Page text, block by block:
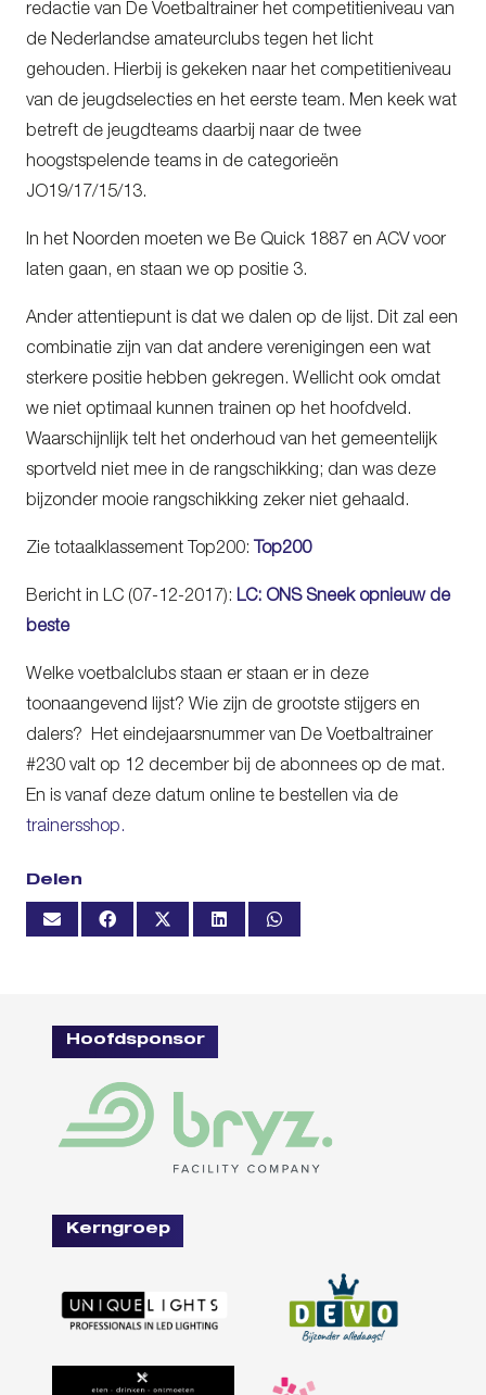
redactie van De Voetbaltrainer het competitieniveau van
de Nederlandse amateurclubs tegen het licht
gehouden. Hierbij is gekeken naar het competitieniveau
van de jeugdselecties en het eerste team. Men keek wat
betreft de jeugdteams daarbij naar de twee
hoogstspelende teams in de categorieën
JO19/17/15/13.
In het Noorden moeten we Be Quick 1887 en ACV voor
laten gaan, en staan we op positie 3.
Ander attentiepunt is dat we dalen op de lijst. Dit zal een
combinatie zijn van dat andere verenigingen een wat
sterkere positie hebben gekregen. Wellicht ook omdat
we niet optimaal kunnen trainen op het hoofdveld.
Waarschijnlijk telt het onderhoud van het gemeentelijk
sportveld niet mee in de rangschikking; dan was deze
bijzonder mooie rangschikking zeker niet gehaald.
Zie totaalklassement Top200: Top200
Bericht in LC (07-12-2017): LC: ONS Sneek opnieuw de
beste
Welke voetbalclubs staan er staan er in deze
toonaangevend lijst? Wie zijn de grootste stijgers en
dalers? Het eindejaarsnummer van De Voetbaltrainer
#230 valt op 12 december bij de abonnees op de mat.
En is vanaf deze datum online te bestellen via de
trainersshop.
Delen
Hoofdsponsor
Kerngroep